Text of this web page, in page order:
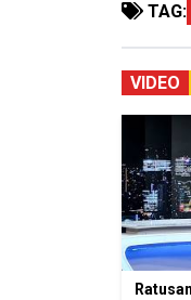
TAG:
VIDEO